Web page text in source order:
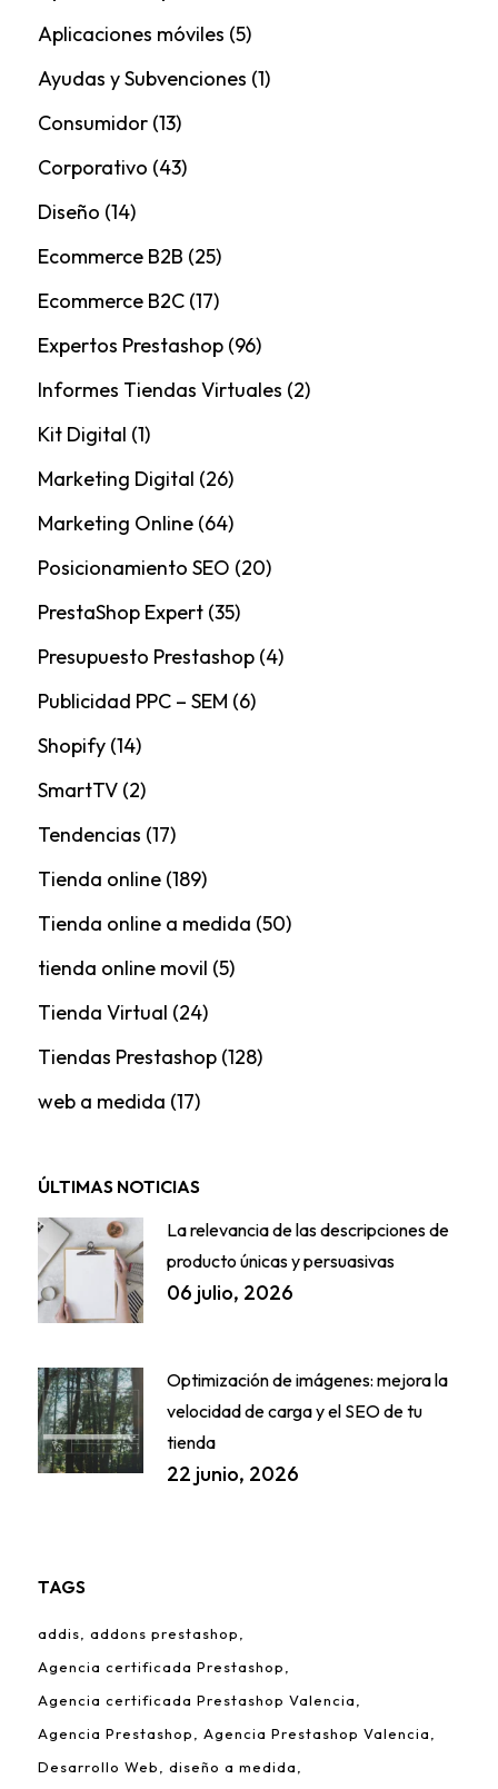
Aplicaciones móviles (5)
Ayudas y Subvenciones (1)
Consumidor(13)
Corporativo (43)
Diseño (14)
Ecommerce B2B (25)
Ecommerce B2C(17)
Expertos Prestashop(96)
Informes Tiendas Virtuales (2)
Kit Digital (1)
Marketing Digital (26)
Marketing Online(64)
Posicionamiento SEO (20)
PrestaShop Expert(35)
Presupuesto Prestashop(4)
Publicidad PPC – SEM (6)
Shopify(14)
SmartTV(2)
Tendencias (17)
Tienda online(189)
Tienda online a medida (50)
tienda online movil (5)
Tienda Virtual (24)
Tiendas Prestashop(128)
web a medida (17)
ÚLTIMAS NOTICIAS
La relevancia de las descripciones de
producto únicas y persuasivas
06 julio, 2026
Optimización de imágenes: mejora la
velocidad de carga y el SEO de tu
tienda
22 junio, 2026
TAGS
addis
addons prestashop
Agencia certificada Prestashop
Agencia certificada Prestashop Valencia
Agencia Prestashop
Agencia Prestashop Valencia
Desarrollo Web
diseño a medida